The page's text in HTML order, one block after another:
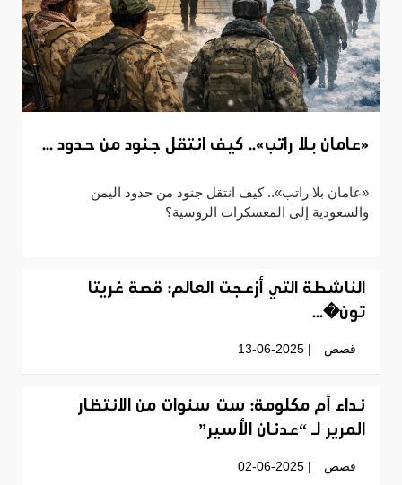
«عامان بلا راتب».. كيف انتقل جنود من حدود ...
«عامان بلا راتب».. كيف انتقل جنود من حدود اليمن
والسعودية إلى المعسكرات الروسية؟
الناشطة التي أزعجت العالم: قصة غريتا
تون�...
قصص | 13-06-2025
نداء أم مكلومة: ست سنوات من الانتظار
المرير لـ “عدنان الأسير”
قصص | 02-06-2025